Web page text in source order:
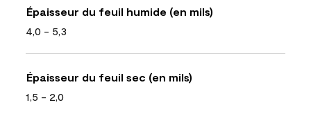
Épaisseur du feuil humide (en mils)
4,0 - 5,3
Épaisseur du feuil sec (en mils)
1,5 - 2,0